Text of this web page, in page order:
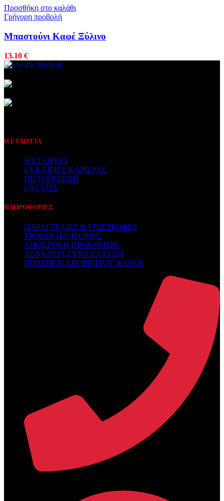
Προσθήκη στο καλάθι
Γρήγορη προβολή
Μπαστούνι Καφέ Ξύλινο
13.10 €
Η ΕΤΑΙΡΕΙΑ
Η ΕΤΑΙΡΕΙΑ
ΕΥΚΑΙΡΙΕΣ ΚΑΡΙΕΡΑΣ
ΠΙΣΤΟΠΟΙΗΣΗ
ΕΝΤΥΠΑ
ΠΛΗΡΟΦΟΡΙΕΣ
ΠΑΡΑΓΓΕΛΙΕΣ & ΕΠΙΣΤΡΟΦΕΣ
ΤΡΟΠΟΙ ΠΛΗΡΩΜΗΣ
ΑΠΟΣΤΟΛΗ ΠΡΟΪΟΝΤΩΝ
ΑΣΦΑΛΕΙΑ ΣΥΝΑΛΛΑΓΩΝ
ΠΟΛΙΤΙΚΗ ΑΠΟΡΡΗΤΟΥ & ΟΡΟΙ